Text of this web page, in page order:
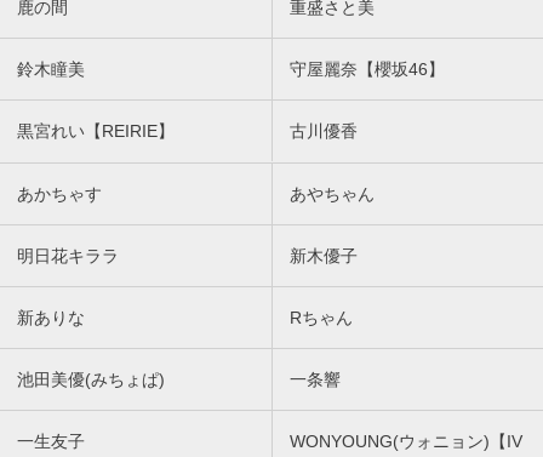
鹿の間 重盛さと美
鈴木瞳美 守屋麗奈【櫻坂46】
黒宮れい【REIRIE】 古川優香
あかちゃす あやちゃん
明日花キララ 新木優子
新ありな Rちゃん
池田美優(みちょぱ) 一条響
一生友子
WONYOUNG(ウォニョン)【IV